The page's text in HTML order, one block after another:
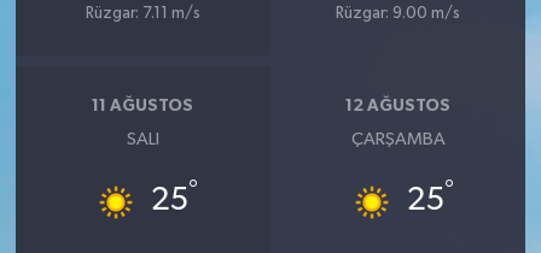
Rüzgar: 7.11 m/s
Rüzgar: 9.00 m/s
11 AĞUSTOS
SALI
25°
12 AĞUSTOS
ÇARŞAMBA
25°